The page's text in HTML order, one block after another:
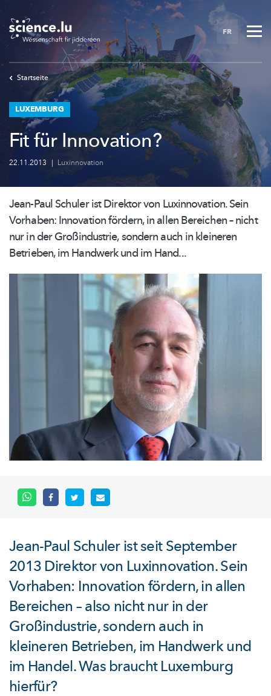
Skip
main
content
FR
Startseite
LUXEMBURG
Fit für Innovation?
22.11.2013 | Luxinnovation
Jean-Paul Schuler ist Direktor von Luxinnovation.Sein
Vorhaben: Innovation fördern, in allen Bereichen – nicht
nur in derGroßindustrie,sondern auch in kleineren
Betrieben, im Handwerk und im Hand...
Jean-Paul Schuler ist seit September
2013 Direktor von Luxinnovation. Sein
Vorhaben: Innovation fördern, in allen
Bereichen – also nicht nur in der
Großindustrie, sondern auch in
kleineren Betrieben, im Handwerk und
im Handel. Was braucht Luxemburg
hierfür?